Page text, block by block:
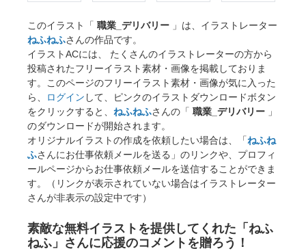
このイラスト「 職業_デリバリー 」は、イラストレーター
ねふねふさんの作品です。
イラストACには、 たくさんのイラストレーターの方から
投稿されたフリーイラスト素材・画像を掲載しておりま
す。このページのフリーイラスト素材・画像が気に入った
ら、
ログイン して、ピンクのイラストダウンロードボタン
をクリックすると、 ねふねふさんの「 職業_デリバリー 」
のダウンロードが開始されます。
オリジナルイラストの作成を依頼したい場合は、「ねふね
ふさんにお仕事依頼メールを送る」のリンクや、プロフィ
ールページからお仕事依頼メールを送信することができま
す。（リンクが表示されていない場合はイラストレーター
さんが非表示の設定中です）
素敵な無料イラストを提供してくれた「ねふ
ねふ」さんに応援のコメントを贈ろう！